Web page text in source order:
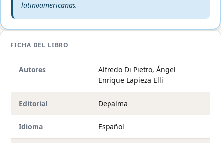
latinoamericanas.
FICHA DEL LIBRO
Autores
Alfredo Di Pietro, Ángel
Enrique Lapieza Elli
Editorial Depalma
Idioma Español